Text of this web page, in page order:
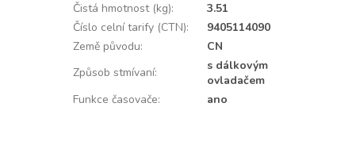
Čistá hmotnost (kg):
3.51
Číslo celní tarify (CTN):
9405114090
Země původu:
CN
Způsob stmívaní:
s dálkovým
ovladačem
Funkce časovače: ano